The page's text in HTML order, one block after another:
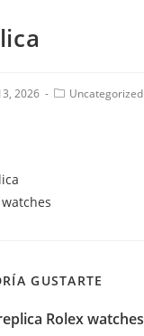
2026
Uncategorized
GUSTARTE
Rolex watches